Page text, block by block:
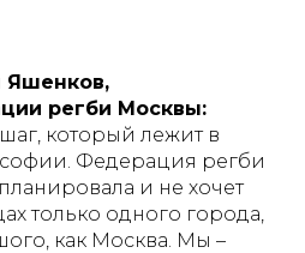
Яшенков,
регби Москвы:
который лежит в
Федерация регби
и не хочет
только одного города,
как Москва. Мы –